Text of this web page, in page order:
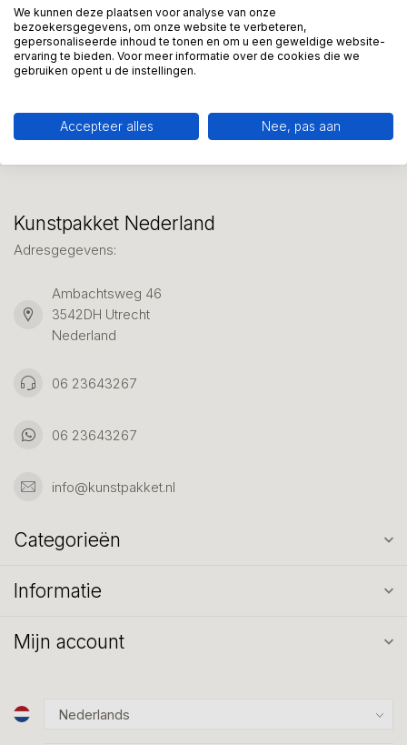
Meer informatie?
We helpen graag met uw keuze of geven advies, bel of app
ons 7 dagen per week: 06-23643267
Klantenservice
Kunstpakket Nederland
Adresgegevens:
Ambachtsweg 46
3542DH Utrecht
Nederland
06 23643267
06 23643267
info@kunstpakket.nl
Categorieën
Informatie
Mijn account
We kunnen deze plaatsen voor analyse van onze
bezoekersgegevens, om onze website te verbeteren,
gepersonaliseerde inhoud te tonen en om u een geweldige website-
ervaring te bieden. Voor meer informatie over de cookies die we
gebruiken opent u de instellingen.
Accepteer alles Nee, pas aan